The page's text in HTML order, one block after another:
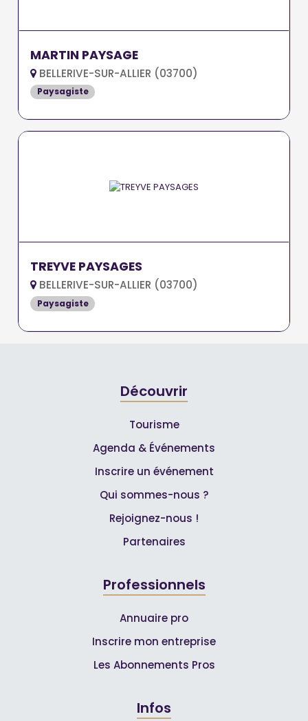
MARTIN PAYSAGE
BELLERIVE-SUR-ALLIER (03700)
Paysagiste
TREYVE PAYSAGES
BELLERIVE-SUR-ALLIER (03700)
Paysagiste
Découvrir
Tourisme
Agenda & Événements
Inscrire un événement
Qui sommes-nous ?
Rejoignez-nous !
Partenaires
Professionnels
Annuaire pro
Inscrire mon entreprise
Les Abonnements Pros
Infos